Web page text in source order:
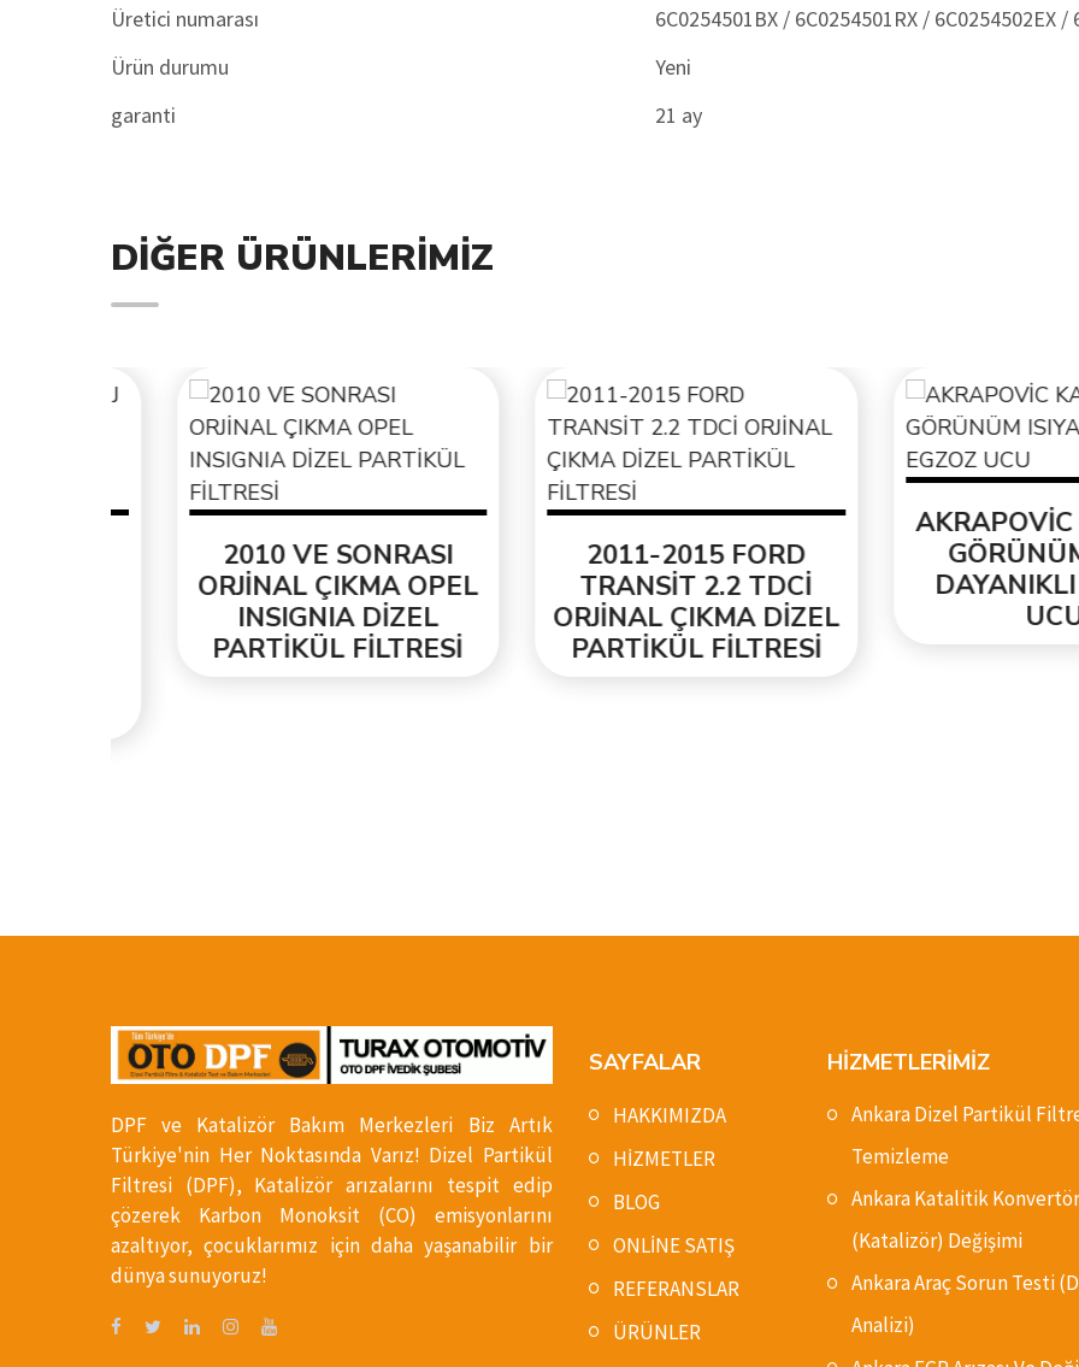
Üretici numarası
6C0254501BX / 6C0254501RX / 6C0254502EX
Ürün durumu
Yeni
garanti
21 ay
DIĞER ÜRÜNLERIMIZ
2010 VE SONRASI
ORJİNAL ÇIKMA OPEL
INSIGNIA DİZEL
PARTİKÜL FİLTRESİ
2011-2015 FORD
TRANSİT 2.2 TDCİ
ORJİNAL ÇIKMA DİZEL
PARTİKÜL FİLTRESİ
AKRAPOVİC
GÖRÜNÜM
DAYANIKLI
DPF ve Katalizör Bakım Merkezleri Biz Artık
Türkiye'nin Her Noktasında Varız! Dizel Partikül
Filtresi (DPF), Katalizör arızalarını tespit edip
çözerek Karbon Monoksit (CO) emisyonlarını
azaltıyor, çocuklarımız için daha yaşanabilir bir
dünya sunuyoruz!
SAYFALAR
HAKKIMIZDA
HİZMETLER
BLOG
ONLİNE SATIŞ
REFERANSLAR
ÜRÜNLER
HİZMETLERİMİZ
Ankara Dizel Partikül
Temizleme
Ankara Katalitik Konvertör
(Katalizör) Değişimi
Ankara Araç Sorun Testi
Analizi)